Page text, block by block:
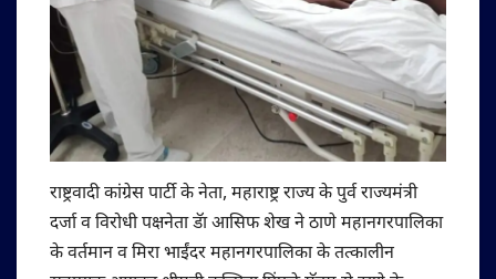
राष्ट्रवादी कांग्रेस पार्टी के नेता, महाराष्ट्र राज्य के पुर्व राज्यमंत्री
दर्जा व विरोधी पक्षनेता डॅा आसिफ शेख ने ठाणे महानगरपालिका
के वर्तमान व मिरा भाईंदर महानगरपालिका के तत्कालीन